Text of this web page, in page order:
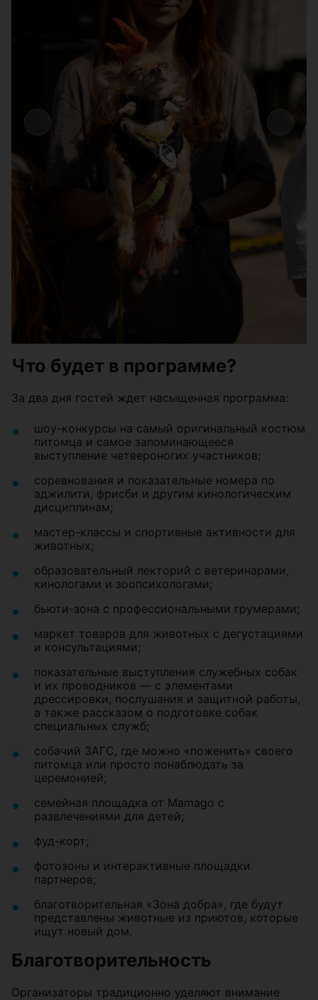
Что будет в программе?
За два дня гостей ждет насыщенная программа:
шоу-конкурсы на самый оригинальный костюм
питомца и самое запоминающееся
выступление четвероногих участников;
соревнования и показательные номера по
аджилити, фрисби и другим кинологическим
дисциплинам;
мастер-классы и спортивные активности для
животных;
образовательный лекторий с ветеринарами,
кинологами и зоопсихологами;
бьюти-зона с профессиональными грумерами;
маркет товаров для животных с дегустациями
и консультациями;
показательные выступления служебных собак
и их проводников — с элементами
дрессировки, послушания и защитной работы,
а также рассказом о подготовке собак
специальных служб;
собачий ЗАГС, где можно «поженить» своего
питомца или просто понаблюдать за
церемонией;
семейная площадка от Mamago с
развлечениями для детей;
фуд-корт;
фотозоны и интерактивные площадки
партнеров;
благотворительная «Зона добра», где будут
представлены животные из приютов, которые
ищут новый дом.
Благотворительность
Организаторы традиционно уделяют внимание